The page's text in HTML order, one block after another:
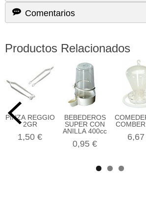
Comentarios
Productos Relacionados
PINZA REGGIO
2GR
1,50 €
BEBEDEROS
SUPER CON
ANILLA 400cc
0,95 €
COMBER